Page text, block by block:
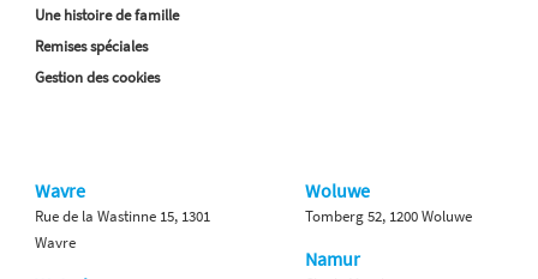
Une histoire de famille
Remises spéciales
Gestion des cookies
Wavre
Rue de la Wastinne 15, 1301
Wavre
Woluwe
Tomberg 52, 1200 Woluwe
Namur